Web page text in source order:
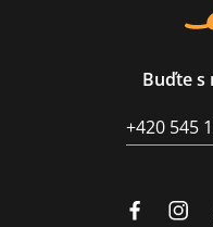
Buďte s
+420 545